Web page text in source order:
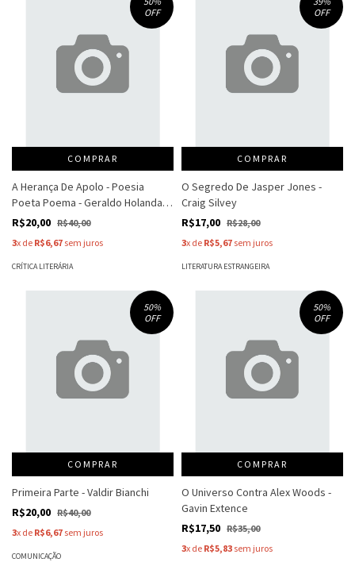
OFF
COMPRAR
A Herança De Apolo - Poesia
Poeta Poema - Geraldo Holanda
Cavalcanti
R$20,00 R$40,00
3x de R$6,67 sem juros
CRÍTICA LITERÁRIA
OFF
COMPRAR
O Segredo De Jasper Jones -
Craig Silvey
R$17,00 R$28,00
3x de R$5,67 sem juros
LITERATURA ESTRANGEIRA
50%
OFF
COMPRAR
Primeira Parte - Valdir Bianchi
R$20,00 R$40,00
3x de R$6,67 sem juros
COMUNICAÇÃO
50%
OFF
COMPRAR
O Universo Contra Alex Woods -
Gavin Extence
R$17,50 R$35,00
3x de R$5,83 sem juros